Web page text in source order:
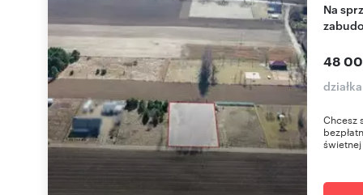
Na sprzedaż działka 1092 m² z warunkami
48
Chcesz